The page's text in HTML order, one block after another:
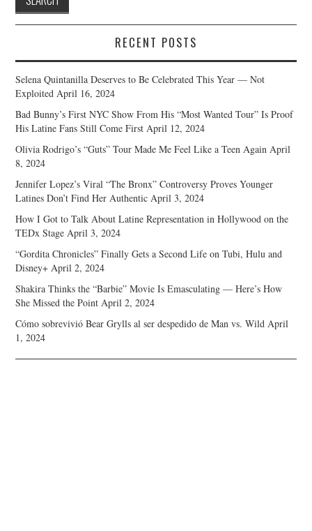
RECENT POSTS
Selena Quintanilla Deserves to Be Celebrated This Year — Not
Exploited April 16, 2024
Bad Bunny’s First NYC Show From His “Most Wanted Tour” Is Proof
His Latine Fans Still Come First April 12, 2024
Olivia Rodrigo’s “Guts” Tour Made Me Feel Like a Teen Again April
8, 2024
Jennifer Lopez’s Viral “The Bronx” Controversy Proves Younger
Latines Don’t Find Her Authentic April 3, 2024
How I Got to Talk About Latine Representation in Hollywood on the
TEDx Stage April 3, 2024
“Gordita Chronicles” Finally Gets a Second Life on Tubi, Hulu and
Disney+ April 2, 2024
Shakira Thinks the “Barbie” Movie Is Emasculating — Here’s How
She Missed the Point April 2, 2024
Cómo sobrevivió Bear Grylls al ser despedido de Man vs. Wild April
1, 2024